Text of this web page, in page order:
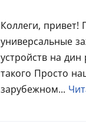
Коллеги, привет!
универсальные
устройств на
такого Просто
зарубежном...